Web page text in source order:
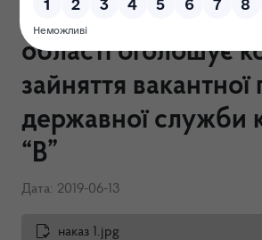
інспекція у
області оголошує
зайняття вакантної
державної служби
“В”
Дата: 2019-06-13
наказ 1.jpg